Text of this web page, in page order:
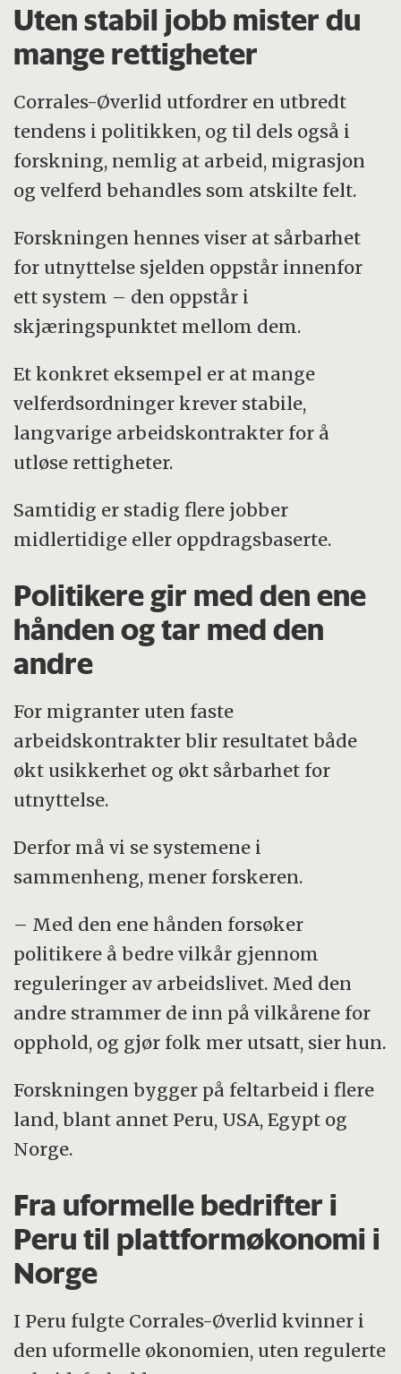
Uten stabil jobb mister du
mange rettigheter
Corrales-Øverlid utfordrer en utbredt
tendens i politikken, og til dels også i
forskning, nemlig at arbeid, migrasjon
og velferd behandles som atskilte felt.
Forskningen hennes viser at sårbarhet
for utnyttelse sjelden oppstår innenfor
ett system – den oppstår i
skjæringspunktet mellom dem.
Et konkret eksempel er at mange
velferdsordninger krever stabile,
langvarige arbeidskontrakter for å
utløse rettigheter.
Samtidig er stadig flere jobber
midlertidige eller oppdragsbaserte.
Politikere gir med den ene
hånden og tar med den
andre
For migranter uten faste
arbeidskontrakter blir resultatet både
økt usikkerhet og økt sårbarhet for
utnyttelse.
Derfor må vi se systemene i
sammenheng, mener forskeren.
– Med den ene hånden forsøker
politikere å bedre vilkår gjennom
reguleringer av arbeidslivet. Med den
andre strammer de inn på vilkårene for
opphold, og gjør folk mer utsatt, sier hun.
Forskningen bygger på feltarbeid i flere
land, blant annet Peru, USA, Egypt og
Norge.
Fra uformelle bedrifter i
Peru til plattformøkonomi i
Norge
I Peru fulgte Corrales-Øverlid kvinner i
den uformelle økonomien, uten regulerte